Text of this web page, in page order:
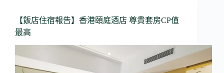
【飯店住宿報告】香港頤庭酒店 尊貴套房CP值
最高